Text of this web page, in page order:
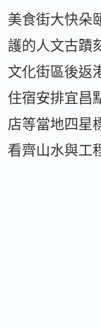
美食街大快朵
護的人文古蹟
文化街區後返
住宿安排宜昌
店等當地四星
看齊山水與工